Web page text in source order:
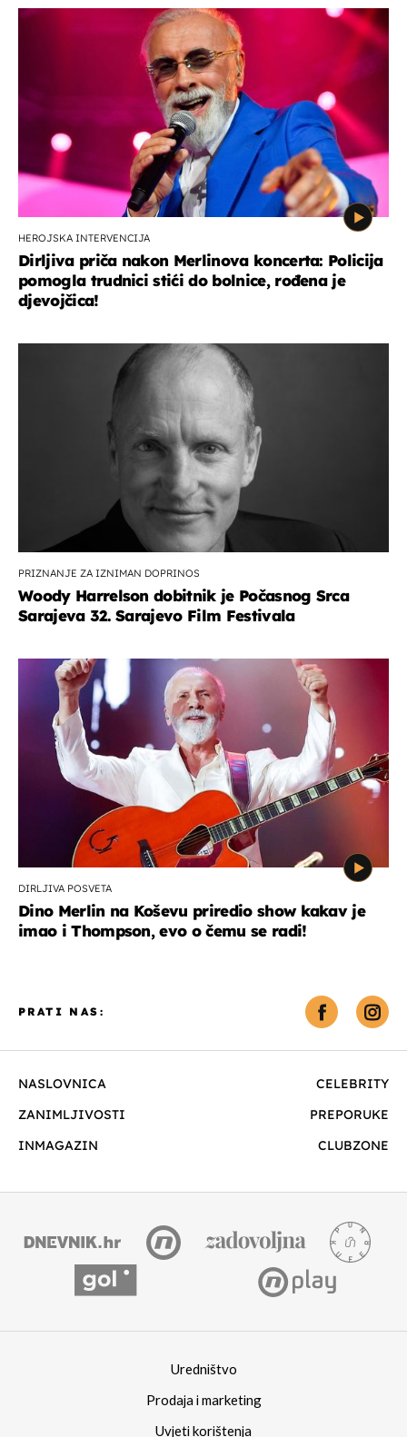
HEROJSKA INTERVENCIJA
Dirljiva priča nakon Merlinova koncerta: Policija
pomogla trudnici stići do bolnice, rođena je
djevojčica!
PRIZNANJE ZA IZNIMAN DOPRINOS
Woody Harrelson dobitnik je Počasnog Srca
Sarajeva 32. Sarajevo Film Festivala
DIRLJIVA POSVETA
Dino Merlin na Koševu priredio show kakav je
imao i Thompson, evo o čemu se radi!
NASLOVNICA
CELEBRITY
ZANIMLJIVOSTI
PREPORUKE
INMAGAZIN
CLUBZONE
PRATI NAS:
Uredništvo
Prodaja i marketing
Uvjeti korištenja